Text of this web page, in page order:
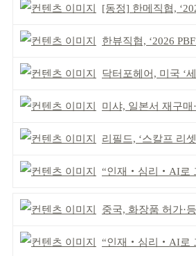
[동정] 한메직협, ‘2026
한뷰직협, ‘2026 PBFS
닥터포헤어, 미국 ‘
미샤, 일본서 재구매·맞춤
리필드, ‘스칼프 리
“인재‧심리‧AI로
중국, 화장품 허가·등록 대
“인재‧심리‧AI로